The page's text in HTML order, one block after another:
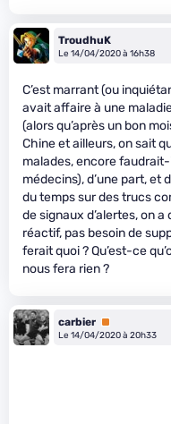
TroudhuK
Le 14/04/2020 à 16h38
C’est marrant (ou
avait affaire à une
(alors qu’après un bon
Chine et ailleurs, on sait
malades, encore
médecins), d’une part, et
du temps sur des trucs
de signaux d’alertes, on
réactif, pas besoin de
ferait quoi ? Qu’est-ce
nous fera rien ?
carbier Premium
Le 14/04/2020 à 20h33